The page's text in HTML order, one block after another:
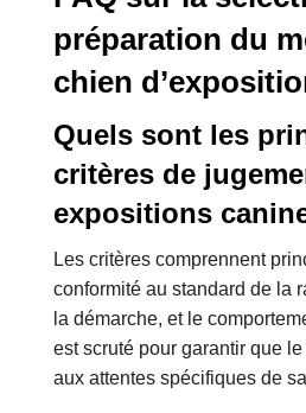
préparation du
chien
Quels sont les
critères de
expositions
Les critères comprennent
conformité au standard de la
la démarche, et le
est scruté pour garantir que
aux attentes spécifiques de